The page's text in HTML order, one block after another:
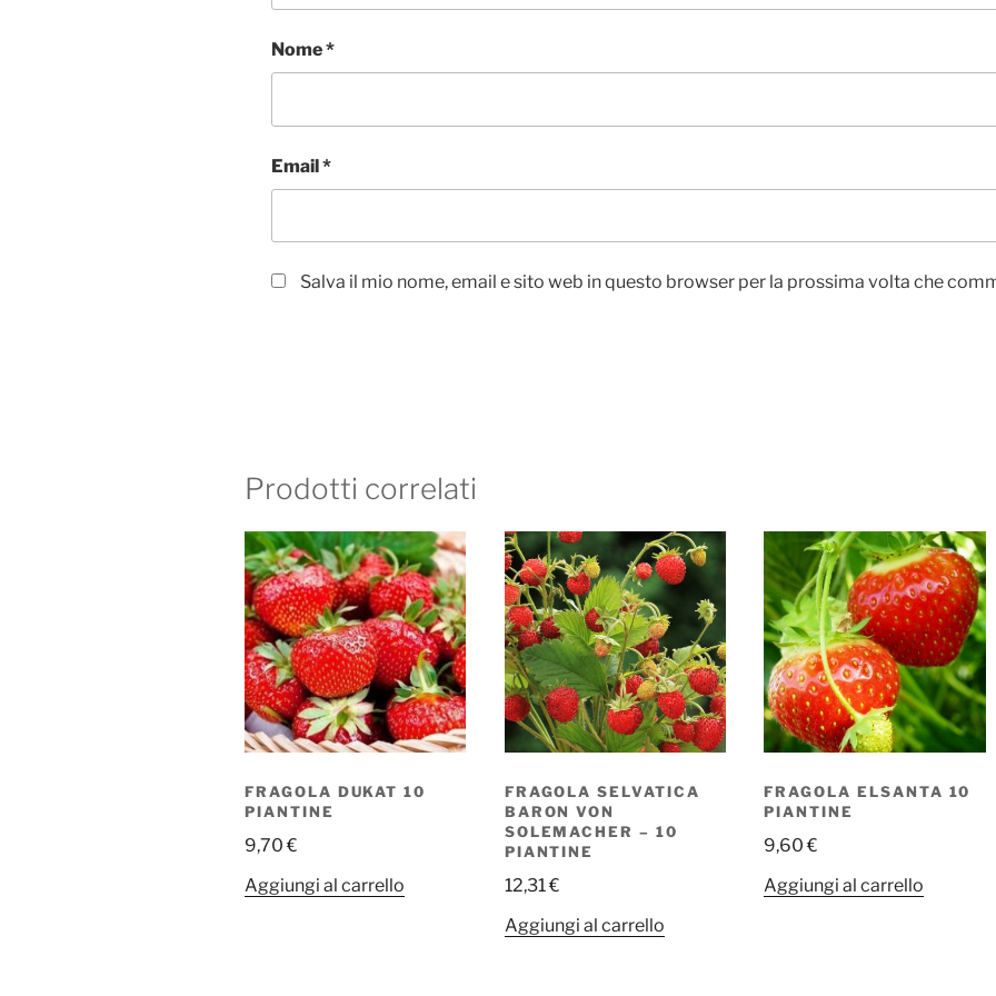
Nome*
Email*
Salva il mio nome, email e sito web in questo browser per la prossima volta che
Prodotti correlati
FRAGOLA DUKAT 10
PIANTINE
9,70€
Aggiungi al carrello
FRAGOLA SELVATICA
BARON VON
SOLEMACHER – 10
PIANTINE
12,31€
Aggiungi al carrello
FRAGOLA ELSANTA 10
PIANTINE
9,60€
Aggiungi al carrello